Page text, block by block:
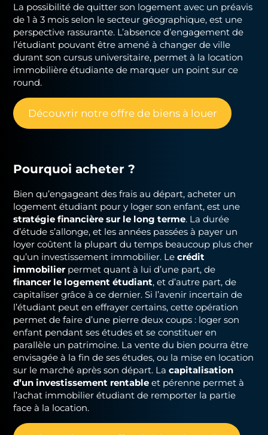
La possibilité de quitter son logement avec un préavis
de 1 à 3 mois selon le secteur géographique, est une
perspective rassurante. L’absence d’engagement de
l’étudiant pouvant être amené à changer de ville
durant son cursus universitaire, permet à la location
immobilière étudiante de marquer un point sur ce
round.
Découvrir notre offre de biens à louer
Pourquoi acheter ?
Bien qu’engageant des frais au départ, acheter un
logement étudiant pour y loger son enfant, est une
stratégie financière sur le long terme. La durée
d’étude s’allonge, et les années passées à payer un
loyer coûtent la plupart du temps beaucoup plus cher
qu’un investissement immobilier. Lecrédit
immobilierpermet quant à lui d’une part, de
financer le logement étudiant, et d’autre part, de
capitaliser grâce à ce dernier. Si l’avenir incertain de
l’étudiant peut en effrayer certains, cette opération
permet de faire d’une pierre deux coups : loger son
enfant pendant ses études et se constituer en
parallèle un patrimoine. La vente du bien pourra être
envisagée à la fin de ses études, ou la mise en location
sur le marché après son départ. Lacapitalisation
d’un investissement rentable et pérenne permet à
l’achat immobilier étudiant de remporter la partie
face à la location.